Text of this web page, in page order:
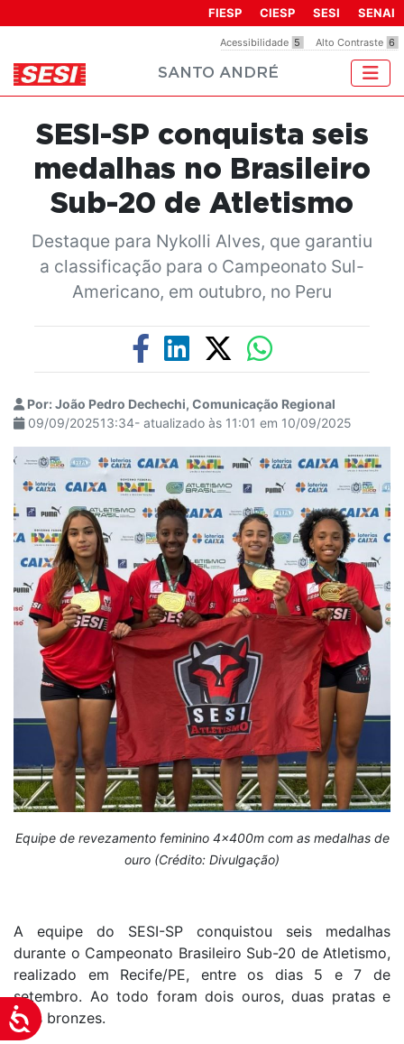
inclui
um
sistema
acessibilidade.
Acessibilidade
Acessibilidade 5 Alto Contraste 6
FIESP CIESP SESI SENAI
SANTO ANDRÉ
SESI-SP conquista seis
medalhas no Brasileiro
Sub-20 de Atletismo
Destaque para Nykolli Alves, que garantiu
a classificação para o Campeonato Sul-
Americano, em outubro, no Peru
Por: João Pedro Dechechi, Comunicação Regional
09/09/202513:34- atualizado às 11:01 em 10/09/2025
Equipe de revezamento feminino 4x400m com as medalhas de
ouro (Crédito: Divulgação)
A equipe do SESI-SP conquistou seis medalhas
durante o Campeonato Brasileiro Sub-20 de Atletismo,
realizado em Recife/PE, entre os dias 5 e 7 de
setembro. Ao todo foram dois ouros, duas pratas e
dois bronzes.